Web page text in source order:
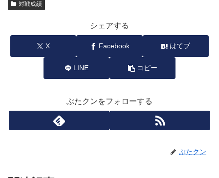
対戦成績
シェアする
X Facebook はてブ
LINE コピー
ぶたクンをフォローする
ぶたクン